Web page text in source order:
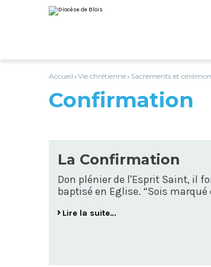
au
contenu.
personnels
Accueil › Vie chrétienne› Sacrements et
Confirmation
La Confirmation
Don plénier de l'Esprit Saint, il
baptisé en Eglise. “Sois marqué
Lire la suite…